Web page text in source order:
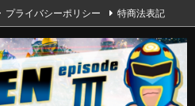
プライバシーポリシー 特商法表記
Feedly